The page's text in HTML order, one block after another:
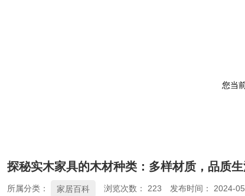
您当
探秘实木家具的木材种类：多样材质，品质
所属分类： 家居百科 浏览次数： 223 发布时间： 2024-